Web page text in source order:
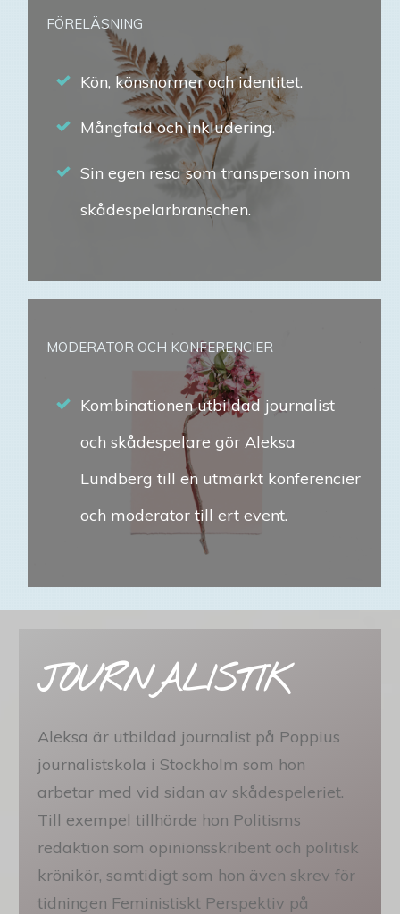
FÖRELÄSNING
Kön, könsnormer och identitet.
Mångfald och inkludering.
Sin egen resa som transperson inom
skådespelarbranschen.
MODERATOR OCH KONFERENCIER
Kombinationen utbildad journalist
och skådespelare gör Aleksa
Lundberg till en utmärkt konferencier
och moderator till ert event.
JOURNALISTIK
Aleksa är utbildad journalist på Poppius
journalistskola i Stockholm som hon
arbetar med vid sidan av skådespeleriet.
Till exempel tillhörde hon Politisms
redaktion som opinionsskribent och politisk
krönikör, samtidigt som hon även skrev för
tidningen Feministiskt Perspektiv på